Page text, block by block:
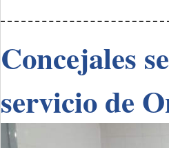
Concejales
servicio de